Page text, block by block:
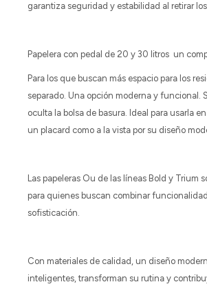
garantiza seguridad y estabilidad al retirar
Papelera con pedal de 20 y 30 litros un
Para los que buscan más espacio para los
separado. Una opción moderna y funcional.
oculta la bolsa de basura. Ideal para usarla
un placard como a la vista por su diseño
Las papeleras Ou de las líneas Bold y Trium
para quienes buscan combinar
sofisticación.
Con materiales de calidad, un diseño
inteligentes, transforman su rutina y